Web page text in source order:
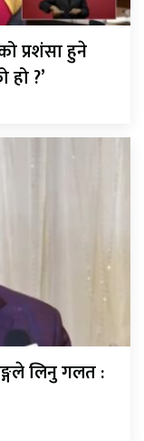
प्रशंसा हुने
?’
लिनु गलत :